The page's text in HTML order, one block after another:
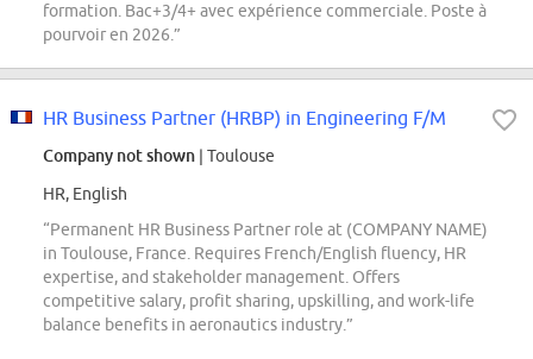
formation. Bac+3/4+ avec expérience commerciale. Poste à
pourvoir en 2026.”
HR Business Partner (HRBP) in Engineering F/M
Company not shown | Toulouse
HR, English
“Permanent HR Business Partner role at (COMPANY NAME)
in Toulouse, France. Requires French/English fluency, HR
expertise, and stakeholder management. Offers
competitive salary, profit sharing, upskilling, and work-life
balance benefits in aeronautics industry.”